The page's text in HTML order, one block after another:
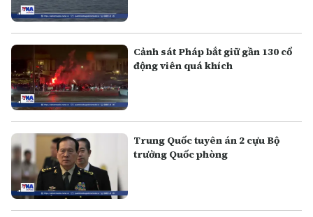
Cảnh sát Pháp bắt giữ gần 130 cổ
động viên quá khích
Trung Quốc tuyên án 2 cựu Bộ
trưởng Quốc phòng